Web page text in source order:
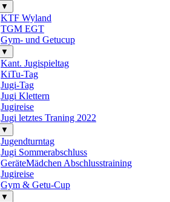
▼
KTF Wyland
TGM EGT
Gym- und Getucup
▼
Kant. Jugispieltag
KiTu-Tag
Jugi-Tag
Jugi Klettern
Jugireise
Jugi letztes Traning 2022
▼
Jugendturntag
Jugi Sommerabschluss
GeräteMädchen Abschlusstraining
Jugireise
Gym & Getu-Cup
▼